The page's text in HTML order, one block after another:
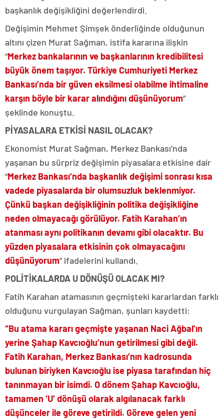
başkanlık değişikliğini değerlendirdi.
Değişimin Mehmet Şimşek önderliğinde olduğunun
altını çizen Murat Sağman, istifa kararına ilişkin
“Merkez bankalarının ve başkanlarının kredibilitesi
büyük önem taşıyor. Türkiye Cumhuriyeti Merkez
Bankası’nda bir güven eksilmesi olabilme ihtimaline
karşın böyle bir karar alındığını düşünüyorum”
şeklinde konuştu.
PİYASALARA ETKİSİ NASIL OLACAK?
Ekonomist Murat Sağman, Merkez Bankası’nda
yaşanan bu sürpriz değişimin piyasalara etkisine dair
“Merkez Bankası’nda başkanlık değişimi sonrası kısa
vadede piyasalarda bir olumsuzluk beklenmiyor.
Çünkü başkan değişikliğinin politika değişikliğine
neden olmayacağı görülüyor. Fatih Karahan’ın
atanması aynı politikanın devamı gibi olacaktır. Bu
yüzden piyasalara etkisinin çok olmayacağını
düşünüyorum” ifadelerini kullandı.
POLİTİKALARDA U DÖNÜŞÜ OLACAK MI?
Fatih Karahan atamasının geçmişteki kararlardan farklı
olduğunu vurgulayan Sağman, şunları kaydetti:
“Bu atama kararı geçmişte yaşanan Naci Ağbal’ın
yerine Şahap Kavcıoğlu’nun getirilmesi gibi değil.
Fatih Karahan, Merkez Bankası’nın kadrosunda
bulunan biriyken Kavcıoğlu ise piyasa tarafından hiç
tanınmayan bir isimdi. O dönem Şahap Kavcıoğlu,
tamamen ‘U’ dönüşü olarak algılanacak farklı
düşünceler ile göreve getirildi. Göreve gelen yeni